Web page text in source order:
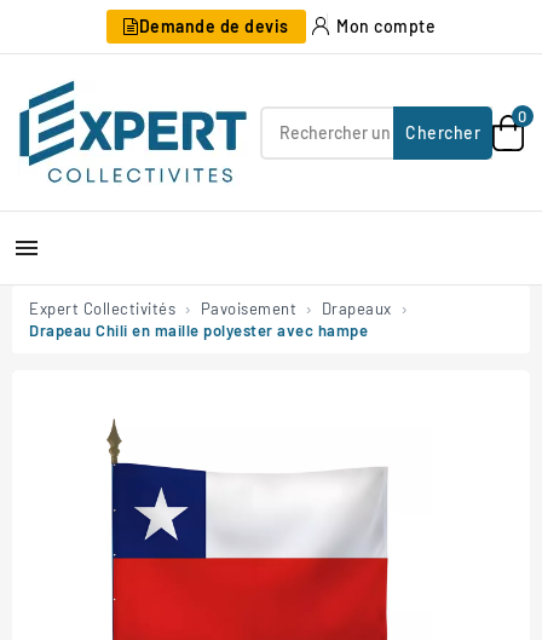
Demande de devis Mon compte
Chercher
0

Expert Collectivités Pavoisement
Drapeaux
Drapeau Chili en maille polyester avec hampe